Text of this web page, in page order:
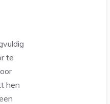
te
hen